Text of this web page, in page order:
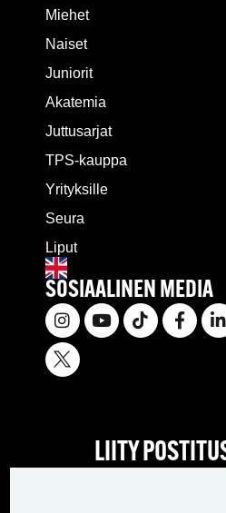
Miehet
Naiset
Juniorit
Akatemia
Juttusarjat
TPS-kauppa
Yrityksille
Seura
Liput
SOSIAALINEN MEDIA
LIITY